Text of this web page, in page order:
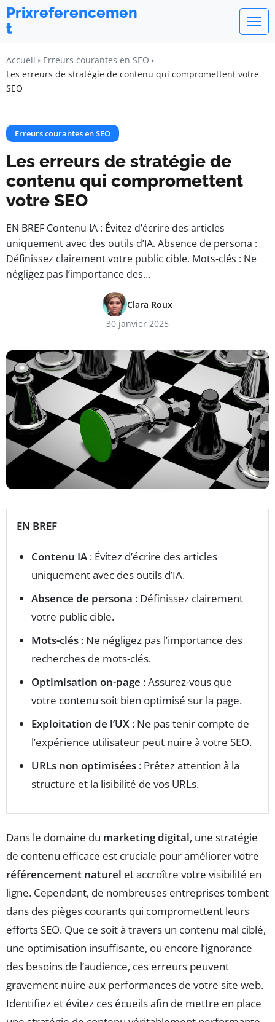
Prixreferencemen
t
Accueil
Erreurs courantes en SEO
Les erreurs de stratégie de contenu qui compromettent votre
SEO
Erreurs courantes en SEO
Les erreurs de stratégie de
contenu qui compromettent
votre SEO
EN BREF Contenu IA : Évitez d’écrire des articles
uniquement avec des outils d’IA. Absence de persona :
Définissez clairement votre public cible. Mots-clés : Ne
négligez pas l’importance des…
Clara Roux
30 janvier 2025
EN BREF
Contenu IA : Évitez d’écrire des articles
uniquement avec des outils d’IA.
Absence de persona : Définissez clairement
votre public cible.
Mots-clés : Ne négligez pas l’importance des
recherches de mots-clés.
Optimisation on-page : Assurez-vous que
votre contenu soit bien optimisé sur la page.
Exploitation de l’UX : Ne pas tenir compte de
l’expérience utilisateur peut nuire à votre SEO.
URLs non optimisées : Prêtez attention à la
structure et la lisibilité de vos URLs.
Dans le domaine du marketing digital, une stratégie
de contenu efficace est cruciale pour améliorer votre
référencement naturel et accroître votre visibilité en
ligne. Cependant, de nombreuses entreprises tombent
dans des pièges courants qui compromettent leurs
efforts SEO. Que ce soit à travers un contenu mal ciblé,
une optimisation insuffisante, ou encore l’ignorance
des besoins de l’audience, ces erreurs peuvent
gravement nuire aux performances de votre site web.
Identifiez et évitez ces écueils afin de mettre en place